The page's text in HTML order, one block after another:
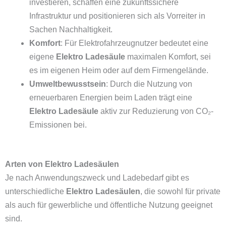
investieren, schaffen eine zukunftssichere
Infrastruktur und positionieren sich als Vorreiter in
Sachen Nachhaltigkeit.
Komfort: Für Elektrofahrzeugnutzer bedeutet eine
eigene Elektro Ladesäule maximalen Komfort, sei
es im eigenen Heim oder auf dem Firmengelände.
Umweltbewusstsein: Durch die Nutzung von
erneuerbaren Energien beim Laden trägt eine
Elektro Ladesäule aktiv zur Reduzierung von CO₂-
Emissionen bei.
Arten von Elektro Ladesäulen
Je nach Anwendungszweck und Ladebedarf gibt es
unterschiedliche Elektro Ladesäulen, die sowohl für private
als auch für gewerbliche und öffentliche Nutzung geeignet
sind.